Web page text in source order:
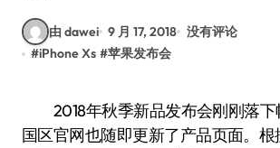
由 dawei 9 月 17, 2018 没有评论
#iPhone Xs #苹果发布会
2018年秋季新品发布会刚刚落下帷幕，苹果中
国区官网也随即更新了产品页面。